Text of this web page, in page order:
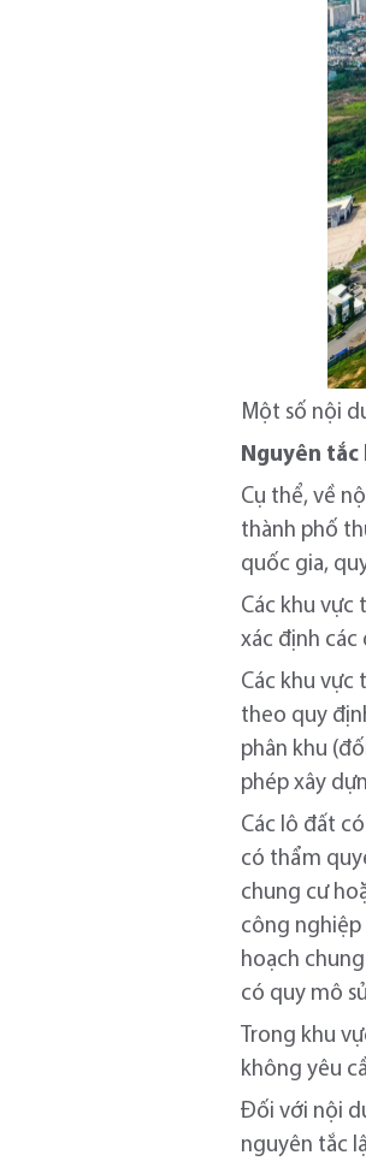
Một số nội
Nguyên tắc
Cụ thể, về
thành phố
quốc gia,
Các khu vực
xác định các
Các khu
theo quy
phân khu
phép xây
Các lô đất
có thẩm
chung cư
công
hoạch
có quy mô
Trong khu
không yêu
Đối với nội
nguyên tắc